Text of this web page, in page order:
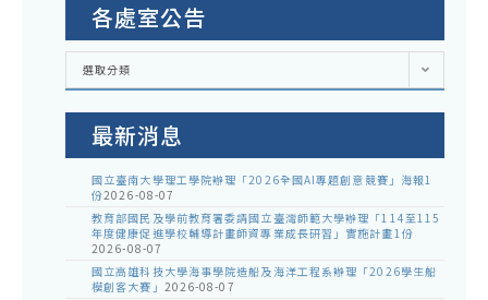
各處室公告
各
室
選取分類
最新消息
國立臺南大學理工學院辦理「2026全國AI專題創意競賽」海報1
份2026-08-07
教育部國民及學前教育署委請國立臺灣師範大學辦理「114至115
年度健康促進學校輔導計畫師資專業成長研習」實施計畫1份
2026-08-07
國立高雄科技大學海事學院造船及海洋工程系辦理「2026學生船
模創客大賽」 2026-08-07